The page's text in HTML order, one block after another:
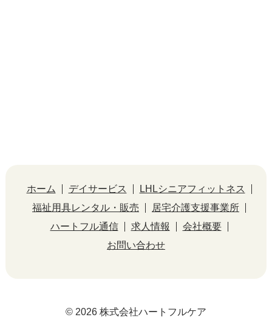
ホーム デイサービス
LHLシニアフィットネス
福祉用具レンタル・販売
居宅介護支援事業所
ハートフル通信
求人情報
会社概要
お問い合わせ
© 2026 株式会社ハートフルケア